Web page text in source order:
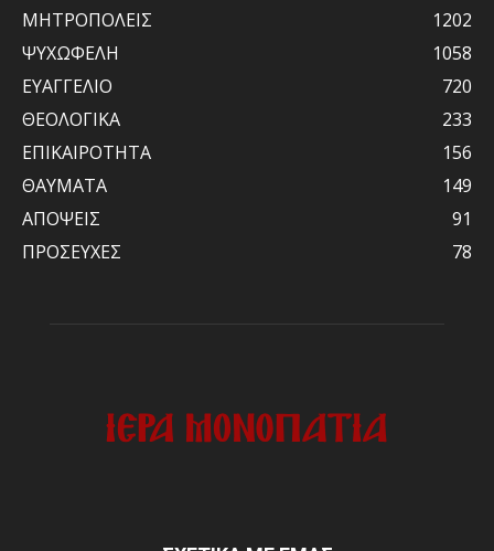
ΜΗΤΡΟΠΟΛΕΙΣ
1202
ΨΥΧΩΦΕΛΗ
1058
ΕΥΑΓΓΕΛΙΟ
720
ΘΕΟΛΟΓΙΚΑ
233
ΕΠΙΚΑΙΡΟΤΗΤΑ
156
ΘΑΥΜΑΤΑ
149
ΑΠΟΨΕΙΣ
91
ΠΡΟΣΕΥΧΕΣ
78